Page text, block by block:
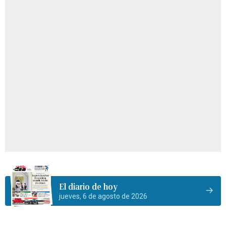
El diario de hoy
jueves, 6 de agosto de 2026